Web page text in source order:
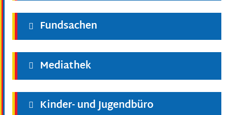
Fundsachen
Mediathek
Kinder- und Jugendbüro